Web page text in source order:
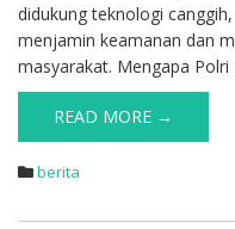
didukung teknologi
menjamin keamanan dan
masyarakat. Mengapa
READ MORE →
berita